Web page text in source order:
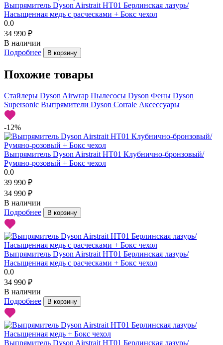
Выпрямитель Dyson Airstrait HT01 Берлинская лазурь/
Насыщенная медь с расческами + Бокс чехол
0.0
34 990 ₽
В наличии
Подробнее
В корзину
Похожие товары
Стайлеры Dyson Airwrap Пылесосы Dyson Фены Dyson
Supersonic Выпрямители Dyson Corrale Аксессуары
-12%
Выпрямитель Dyson Airstrait HT01 Клубнично-бронзовый/
Румяно-розовый + Бокс чехол
0.0
39 990 ₽
34 990 ₽
В наличии
Подробнее
В корзину
Выпрямитель Dyson Airstrait HT01 Берлинская лазурь/
Насыщенная медь с расческами + Бокс чехол
0.0
34 990 ₽
В наличии
Подробнее
В корзину
Выпрямитель Dyson Airstrait HT01 Берлинская лазурь/